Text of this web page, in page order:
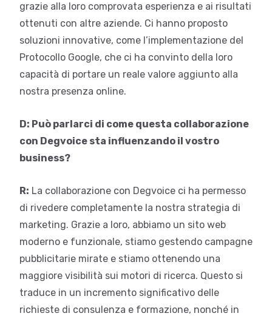
grazie alla loro comprovata esperienza e ai risultati
ottenuti con altre aziende. Ci hanno proposto
soluzioni innovative, come l’implementazione del
Protocollo Google, che ci ha convinto della loro
capacità di portare un reale valore aggiunto alla
nostra presenza online.
D: Può parlarci di come questa collaborazione
con Degvoice sta influenzando il vostro
business?
R: La collaborazione con Degvoice ci ha permesso
di rivedere completamente la nostra strategia di
marketing. Grazie a loro, abbiamo un sito web
moderno e funzionale, stiamo gestendo campagne
pubblicitarie mirate e stiamo ottenendo una
maggiore visibilità sui motori di ricerca. Questo si
traduce in un incremento significativo delle
richieste di consulenza e formazione, nonché in